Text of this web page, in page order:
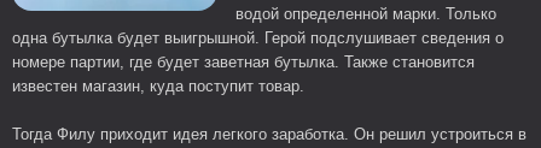
водой определенной марки. Только
одна бутылка будет выигрышной. Герой подслушивает сведения о
номере партии, где будет заветная бутылка. Также становится
известен магазин, куда поступит товар.
Тогда Филу приходит идея легкого заработка. Он решил устроиться в